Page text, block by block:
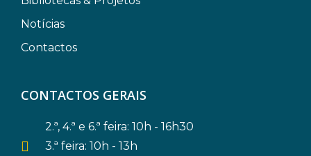
Notícias
Contactos
CONTACTOS GERAIS
2.ª, 4.ª e 6.ª feira: 10h - 16h30
3.ª feira: 10h - 13h